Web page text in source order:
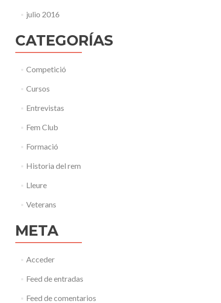
julio 2016
CATEGORÍAS
Competició
Cursos
Entrevistas
Fem Club
Formació
Historia del rem
Lleure
Veterans
META
Acceder
Feed de entradas
Feed de comentarios